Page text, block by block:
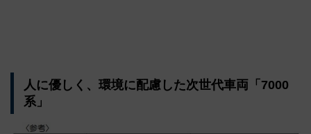
人に優しく、環境に配慮した次世代車両「7000
系」